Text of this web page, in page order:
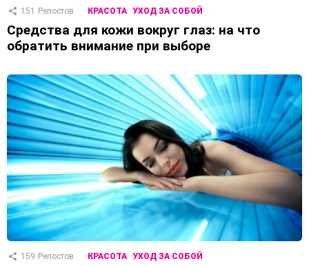
151 Репостов КРАСОТА УХОД ЗА СОБОЙ
Средства для кожи вокруг глаз: на что
обратить внимание при выборе
159 Репостов КРАСОТА УХОД ЗА СОБОЙ